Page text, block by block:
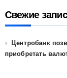
Свежие
Центробанк
приобретать